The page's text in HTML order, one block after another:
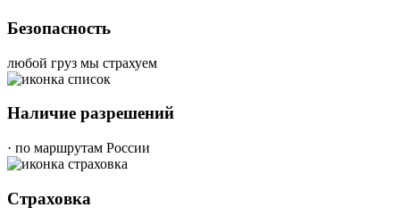
Безопасность
любой груз мы страхуем
Наличие разрешений
· по маршрутам России
Страховка